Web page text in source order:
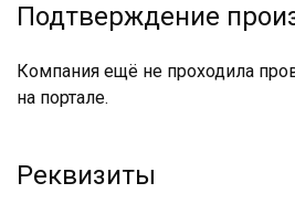
Подтверждение
Компания ещё не проходила
на портале.
Реквизиты